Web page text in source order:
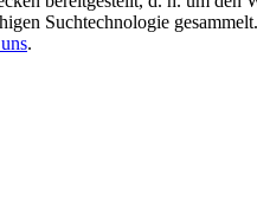
Suchtechnologie
.